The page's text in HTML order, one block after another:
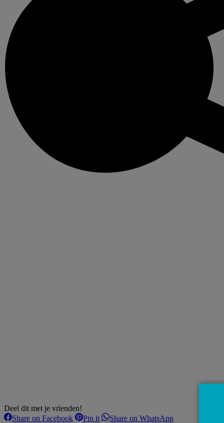
Deel dit met je vrienden!
Share on FacebookSharePin itShareShare on WhatsAppShare